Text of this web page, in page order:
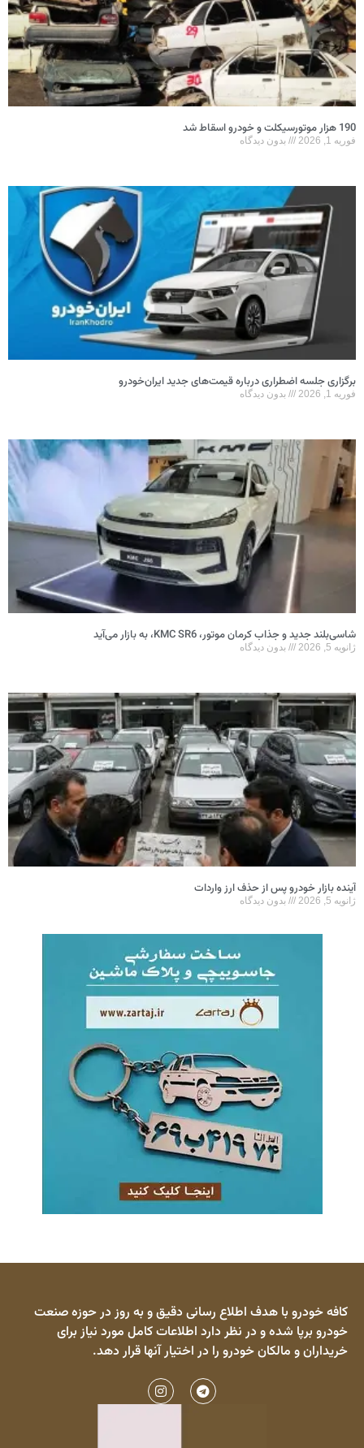
190 هزار موتورسیکلت و خودرو اسقاط شد
فوریه 1, 2026 بدون دیدگاه
برگزاری جلسه اضطراری درباره قیمت‌های جدید ایران‌خودرو
فوریه 1, 2026 بدون دیدگاه
شاسی‌بلند جدید و جذاب کرمان موتور، KMC SR6، به بازار می‌آید
ژانویه 5, 2026 بدون دیدگاه
آینده بازار خودرو پس از حذف ارز واردات
ژانویه 5, 2026 بدون دیدگاه
کافه خودرو با هدف اطلاع رسانی دقیق و به روز در حوزه صنعت
خودرو برپا شده و در نظر دارد اطلاعات کامل مورد نیاز برای
خریداران و مالکان خودرو را در اختیار آنها قرار دهد.